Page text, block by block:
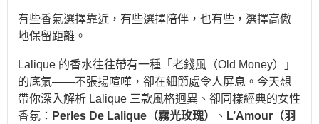
有些香氣選擇靠近，有些選擇陪伴，也有些，選擇高傲
地保留距離。
Lalique 的香水往往帶有一種「老錢風（Old Money）」
的底氣——不張揚喧嘩，卻在細節處令人屏息。今天想
帶你深入解析 Lalique 三款風格迥異、卻同樣經典的女性
香氛： Perles De Lalique（霧光玫瑰） 、 L’Amour（羽